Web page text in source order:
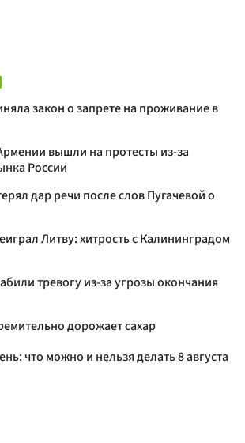
закон о запрете на проживание в
вышли на протесты из-за
России
дар речи после слов Пугачевой о
Литву: хитрость с Калининградом
тревогу из-за угрозы окончания
дорожает сахар
что можно и нельзя делать 8 августа